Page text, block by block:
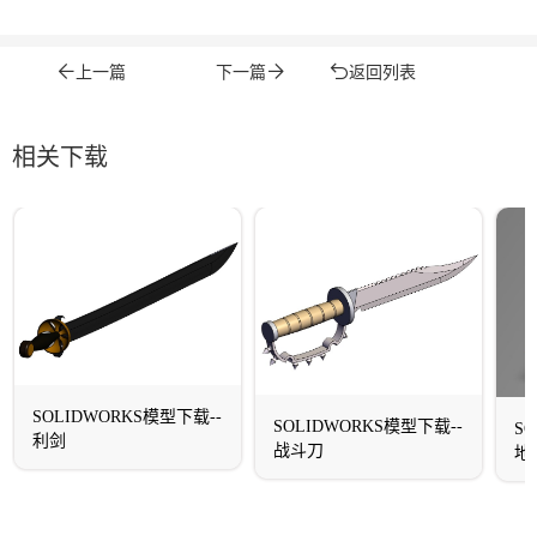
上一篇 下一篇 返回列表
相关下载
SOLIDWORKS模型下载--
利剑
SOLIDWORKS模型下载--
战斗刀
地